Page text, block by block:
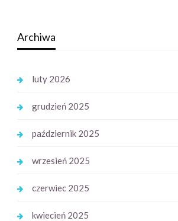
Archiwa
luty 2026
grudzień 2025
październik 2025
wrzesień 2025
czerwiec 2025
kwiecień 2025